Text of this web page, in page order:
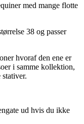
med mange flotte
38 og passer
hvoraf den ene er
i samme kollektion,
ud hvis du ikke